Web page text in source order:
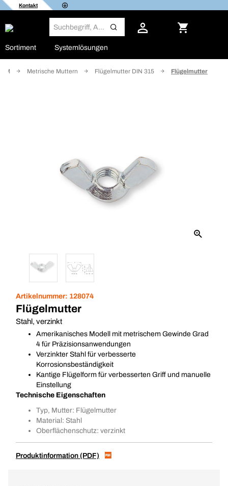
Kontakt
Sortiment Systemlösungen
Metrische Muttern Flügelmutter DIN 315 Flügelmutter
Artikelnummer: 128074
Flügelmutter
Stahl, verzinkt
Amerikanisches Modell mit metrischem Gewinde Grad
4 für Präzisionsanwendungen
Verzinkter Stahl für verbesserte
Korrosionsbeständigkeit
Kantige Flügelform für verbesserten Griff und manuelle
Einstellung
Technische Eigenschaften
Typ, Mutter: Flügelmutter
Material: Stahl
Oberflächenschutz: verzinkt
Produktinformation (PDF)